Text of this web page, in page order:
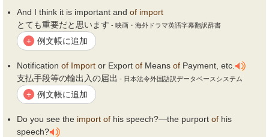
And I think it is important and of import
とても重要だと思います - 映画・海外ドラマ英語字幕翻訳辞書
+ 例文帳に追加
Notification of Import or Export of Means of Payment, etc.
支払手段等の輸出入の届出 - 日本法令外国語訳データベースシステム
+ 例文帳に追加
Do you see the import of his speech?―the purport of his
speech?